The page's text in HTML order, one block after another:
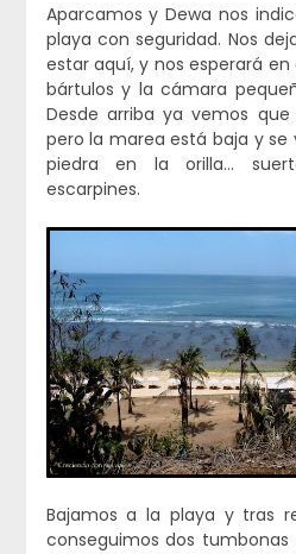
Aparcamos y Dewa nos
playa con seguridad. Nos
estar aquí, y nos esperará
bártulos y la cámara
Desde arriba ya vemos
pero la marea está baja y se
piedra en la orilla…
escarpines.
Bajamos a la playa y tras
conseguimos dos tumbonas